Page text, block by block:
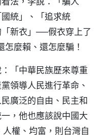
統」、「追求統
新衣」──假衣穿上了
麼賴、還怎麼騙！
「中華民族歷來尊重
領導人民進行革命、
廣泛的自由、民主和
，他也應該說中國大
權、均富，則台灣自